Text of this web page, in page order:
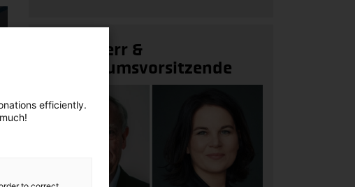
Schirmherr &
Kuratoriumsvorsitzende
efficiently.